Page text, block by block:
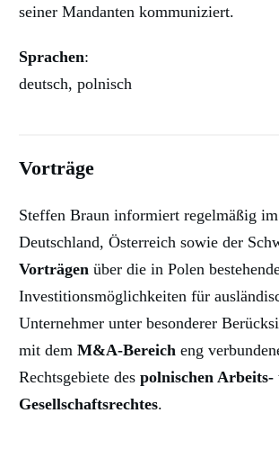
seiner Mandanten kommuniziert.
Sprachen:
deutsch, polnisch
Vorträge
Steffen Braun informiert regelmäßig
Deutschland, Österreich sowie der
Vorträgen über die in Polen
Investitionsmöglichkeiten für
Unternehmer unter besonderer
mit dem M&A-Bereich eng
Rechtsgebiete des polnischen Arbeits-
Gesellschaftsrechtes.